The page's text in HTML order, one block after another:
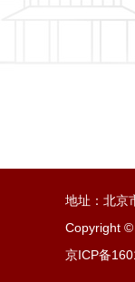
地址：北京
Copyright ©
京ICP备